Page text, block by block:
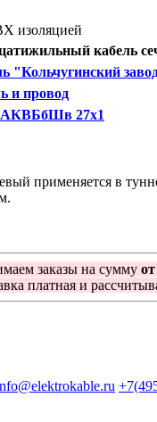
изоляцией
кабель
"Кольчугинский
и провод
АКВБбШв 27х1
применяется в
заказы на сумму
платная и